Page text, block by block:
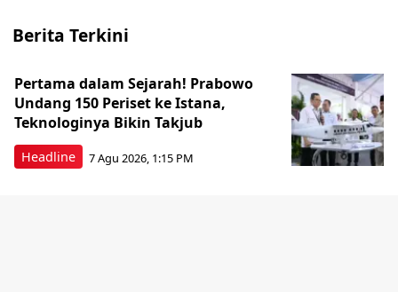
Berita Terkini
Headline
Pertama dalam Sejarah! Prabowo
Undang 150 Periset ke Istana,
Teknologinya Bikin Takjub
7 Agu 2026, 1:15 PM